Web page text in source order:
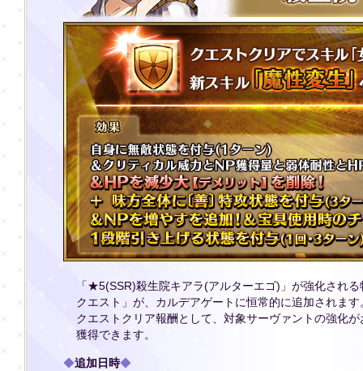
「★5(SSR)殺生院キアラ(アルターエゴ)」が強化され
クエスト」が、カルデアゲートに恒常的に追加されます
クエストクリア報酬として、対象サーヴァントの強化
獲得できます。
◆追加日時◆